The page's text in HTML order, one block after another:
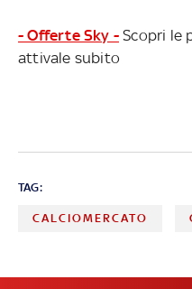
- Offerte Sky - Scopri le
attivale subito
TAG:
CALCIOMERCATO